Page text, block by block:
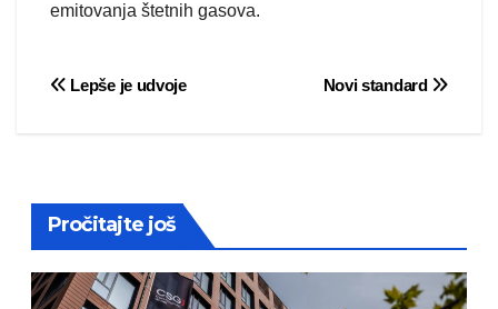
emitovanja štetnih gasova.
Post
Novi standard
Lepše je udvoje
Pročitajte još